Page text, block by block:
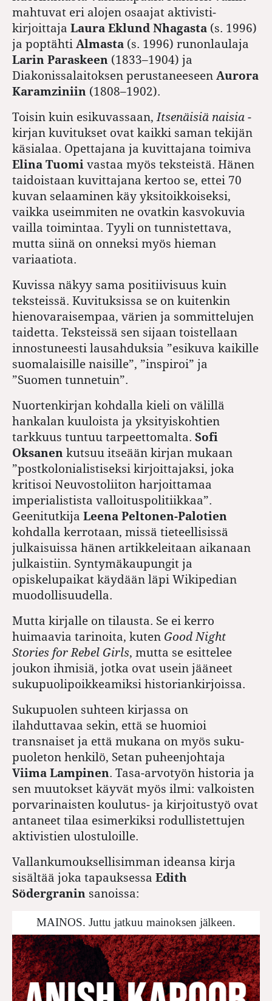
mahtuvat eri alojen osaajat aktivisti-
kirjoittaja Laura ­Eklund ­Nhagasta (s. 1996)
ja poptähti ­ Almasta (s. 1996) runonlaulaja ­
Larin ­Paraskeen (1833–1904) ja
Diakonissalaitoksen perustaneeseen ­ Aurora
­Karamziniin (1808–1902).
Toisin kuin esikuvassaan, Itsenäisiä naisia -
kirjan kuvitukset ovat kaikki saman tekijän
käsialaa. Opettajana ja kuvittajana toimiva
Elina Tuomi vastaa myös teksteistä. Hänen
taidoistaan kuvittajana kertoo se, ettei 70
kuvan selaaminen käy yksitoikkoiseksi,
vaikka useimmiten ne ovatkin kasvokuvia
vailla toimintaa. Tyyli on tunnistettava,
mutta siinä on onneksi myös hieman
variaatiota.
Kuvissa näkyy sama positiivisuus kuin
teksteissä. Kuvituksissa se on kuitenkin
hienovaraisempaa, värien ja sommittelujen
taidetta. Teksteissä sen sijaan toistellaan
innostuneesti lausahduksia ”esikuva kaikille
suomalaisille naisille”, ”inspiroi” ja
”Suomen tunnetuin”.
Nuortenkirjan kohdalla kieli on välillä
hankalan kuuloista ja yksityiskohtien
tarkkuus tuntuu tarpeettomalta. Sofi
Oksanen kutsuu itseään kirjan mukaan
”postkolonialistiseksi kirjoittajaksi, joka
kritisoi Neuvostoliiton harjoittamaa
imperialistista valloituspolitiikkaa”.
Geenitutkija Leena Peltonen-Palotien
kohdalla kerrotaan, missä tieteellisissä
julkaisuissa hänen artikkeleitaan aikanaan
julkaistiin. Syntymäkaupungit ja
opiskelupaikat käydään läpi Wikipedian
muodollisuudella.
Mutta kirjalle on tilausta. Se ei kerro
huimaavia tarinoita, kuten Good Night
Stories for Rebel Girls, mutta se esittelee
joukon ihmisiä, jotka ovat usein jääneet
sukupuolipoikkeamiksi historiankirjoissa.
Sukupuolen suhteen kirjassa on
ilahduttavaa sekin, että se huomioi
transnaiset ja että mukana on myös suku­
puoleton henkilö, Setan puheenjohtaja
Viima Lampinen. Tasa-arvotyön historia ja
sen muutokset käyvät myös ilmi: valkoisten
porvarinaisten koulutus- ja kirjoitustyö ovat
antaneet tilaa esimerkiksi rodullistettujen
aktivistien ulostuloille.
Vallankumouksellisimman ideansa kirja
sisältää joka tapauksessa Edith
Södergranin sanoissa:
MAINOS. Juttu jatkuu mainoksen jälkeen.